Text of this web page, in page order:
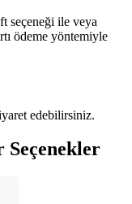
seçeneği ile veya
ödeme yöntemiyle
edebilirsiniz.
Seçenekler